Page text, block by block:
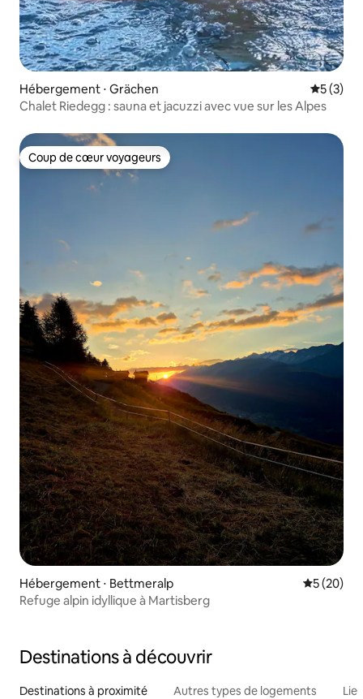
Hébergement ⋅ Grächen
5 (3)
Chalet Riedegg : sauna et jacuzzi avec vue sur les Alpes
Coup de cœur voyageurs
Coup de cœur voyageurs
Hébergement ⋅ Bettmeralp
5 (20)
Refuge alpin idyllique à Martisberg
Destinations à découvrir
Destinations à proximité Autres types de logements